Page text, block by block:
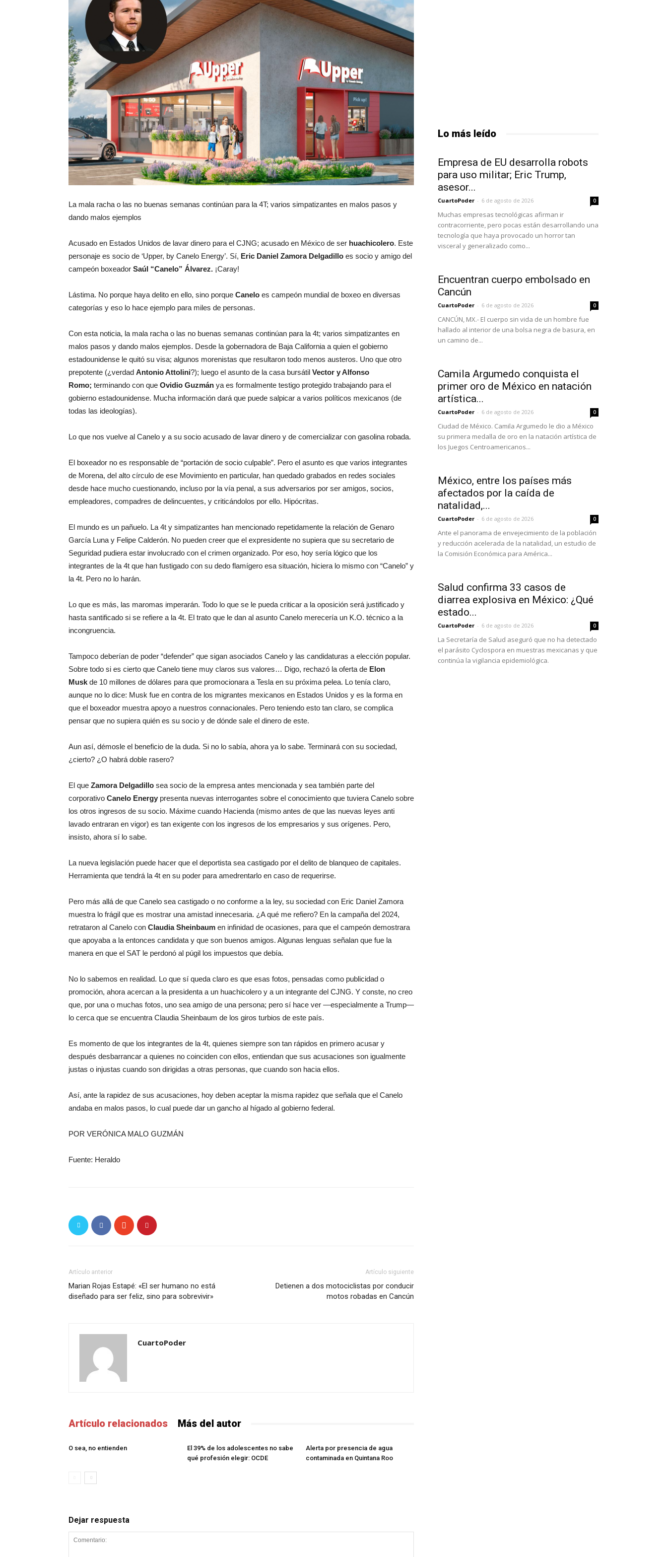
La mala racha o las no buenas semanas continúan para la 4T; varios simpatizantes en malos pasos y
dando malos ejemplos
Acusado en Estados Unidos de lavar dinero para el CJNG; acusado en México de ser huachicolero. Este
personaje es socio de ‘Upper, by Canelo Energy’. Sí, Eric Daniel Zamora Delgadillo es socio y amigo del
campeón boxeador Saúl “Canelo” Álvarez. ¡Caray!
Lástima. No porque haya delito en ello, sino porque Canelo es campeón mundial de boxeo en diversas
categorías y eso lo hace ejemplo para miles de personas.
Con esta noticia, la mala racha o las no buenas semanas continúan para la 4t; varios simpatizantes en
malos pasos y dando malos ejemplos. Desde la gobernadora de Baja California a quien el gobierno
estadounidense le quitó su visa; algunos morenistas que resultaron todo menos austeros. Uno que otro
prepotente (¿verdad Antonio Attolini?); luego el asunto de la casa bursátil Vector y Alfonso
Romo; terminando con que Ovidio Guzmán ya es formalmente testigo protegido trabajando para el
gobierno estadounidense. Mucha información dará que puede salpicar a varios políticos mexicanos (de
todas las ideologías).
Lo que nos vuelve al Canelo y a su socio acusado de lavar dinero y de comercializar con gasolina robada.
El boxeador no es responsable de “portación de socio culpable”. Pero el asunto es que varios integrantes
de Morena, del alto círculo de ese Movimiento en particular, han quedado grabados en redes sociales
desde hace mucho cuestionando, incluso por la vía penal, a sus adversarios por ser amigos, socios,
empleadores, compadres de delincuentes, y criticándolos por ello. Hipócritas.
El mundo es un pañuelo. La 4t y simpatizantes han mencionado repetidamente la relación de Genaro
García Luna y Felipe Calderón. No pueden creer que el expresidente no supiera que su secretario de
Seguridad pudiera estar involucrado con el crimen organizado. Por eso, hoy sería lógico que los
integrantes de la 4t que han fustigado con su dedo flamígero esa situación, hiciera lo mismo con “Canelo” y
la 4t. Pero no lo harán.
Lo que es más, las maromas imperarán. Todo lo que se le pueda criticar a la oposición será justificado y
hasta santificado si se refiere a la 4t. El trato que le dan al asunto Canelo merecería un K.O. técnico a la
incongruencia.
Tampoco deberían de poder “defender” que sigan asociados Canelo y las candidaturas a elección popular.
Sobre todo si es cierto que Canelo tiene muy claros sus valores… Digo, rechazó la oferta de Elon
Musk de 10 millones de dólares para que promocionara a Tesla en su próxima pelea. Lo tenía claro,
aunque no lo dice: Musk fue en contra de los migrantes mexicanos en Estados Unidos y es la forma en
que el boxeador muestra apoyo a nuestros connacionales. Pero teniendo esto tan claro, se complica
pensar que no supiera quién es su socio y de dónde sale el dinero de este.
Aun así, démosle el beneficio de la duda. Si no lo sabía, ahora ya lo sabe. Terminará con su sociedad,
¿cierto? ¿O habrá doble rasero?
El que Zamora Delgadillo sea socio de la empresa antes mencionada y sea también parte del
corporativo Canelo Energy presenta nuevas interrogantes sobre el conocimiento que tuviera Canelo sobre
los otros ingresos de su socio. Máxime cuando Hacienda (mismo antes de que las nuevas leyes anti
lavado entraran en vigor) es tan exigente con los ingresos de los empresarios y sus orígenes. Pero,
insisto, ahora sí lo sabe.
La nueva legislación puede hacer que el deportista sea castigado por el delito de blanqueo de capitales.
Herramienta que tendrá la 4t en su poder para amedrentarlo en caso de requerirse.
Pero más allá de que Canelo sea castigado o no conforme a la ley, su sociedad con Eric Daniel Zamora
muestra lo frágil que es mostrar una amistad innecesaria. ¿A qué me refiero? En la campaña del 2024,
retrataron al Canelo con Claudia Sheinbaum en infinidad de ocasiones, para que el campeón demostrara
que apoyaba a la entonces candidata y que son buenos amigos. Algunas lenguas señalan que fue la
manera en que el SAT le perdonó al púgil los impuestos que debía.
No lo sabemos en realidad. Lo que sí queda claro es que esas fotos, pensadas como publicidad o
promoción, ahora acercan a la presidenta a un huachicolero y a un integrante del CJNG. Y conste, no creo
que, por una o muchas fotos, uno sea amigo de una persona; pero sí hace ver —especialmente a Trump—
lo cerca que se encuentra Claudia Sheinbaum de los giros turbios de este país.
Es momento de que los integrantes de la 4t, quienes siempre son tan rápidos en primero acusar y
después desbarrancar a quienes no coinciden con ellos, entiendan que sus acusaciones son igualmente
justas o injustas cuando son dirigidas a otras personas, que cuando son hacia ellos.
Así, ante la rapidez de sus acusaciones, hoy deben aceptar la misma rapidez que señala que el Canelo
andaba en malos pasos, lo cual puede dar un gancho al hígado al gobierno federal.
POR VERÓNICA MALO GUZMÁN
Fuente: Heraldo
Artículo anterior
Marian Rojas Estapé: «El ser humano no está
diseñado para ser feliz, sino para sobrevivir»
Artículo siguiente
Detienen a dos motociclistas por conducir
motos robadas en Cancún
CuartoPoder
Artículo relacionados Más del autor
O sea, no entienden
El 39% de los adolescentes no sabe
qué profesión elegir: OCDE
Alerta por presencia de agua
contaminada en Quintana Roo
Dejar respuesta
Lo más leído
Empresa de EU desarrolla robots
para uso militar; Eric Trump,
asesor...
CuartoPoder - 6 de agosto de 2026 0
Muchas empresas tecnológicas afirman ir
contracorriente, pero pocas están desarrollando una
tecnología que haya provocado un horror tan
visceral y generalizado como...
Encuentran cuerpo embolsado en
Cancún
CuartoPoder - 6 de agosto de 2026 0
CANCÚN, MX.- El cuerpo sin vida de un hombre fue
hallado al interior de una bolsa negra de basura, en
un camino de...
Camila Argumedo conquista el
primer oro de México en natación
artística...
CuartoPoder - 6 de agosto de 2026 0
Ciudad de México. Camila Argumedo le dio a México
su primera medalla de oro en la natación artística de
los Juegos Centroamericanos...
México, entre los países más
afectados por la caída de
natalidad,...
CuartoPoder - 6 de agosto de 2026 0
Ante el panorama de envejecimiento de la población
y reducción acelerada de la natalidad, un estudio de
la Comisión Económica para América...
Salud confirma 33 casos de
diarrea explosiva en México: ¿Qué
estado...
CuartoPoder - 6 de agosto de 2026 0
La Secretaría de Salud aseguró que no ha detectado
el parásito Cyclospora en muestras mexicanas y que
continúa la vigilancia epidemiológica.